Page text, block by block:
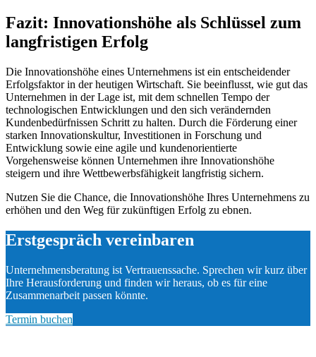
Fazit: Innovationshöhe als Schlüssel zum
langfristigen Erfolg
Die Innovationshöhe eines Unternehmens ist ein entscheidender
Erfolgsfaktor in der heutigen Wirtschaft. Sie beeinflusst, wie gut das
Unternehmen in der Lage ist, mit dem schnellen Tempo der
technologischen Entwicklungen und den sich verändernden
Kundenbedürfnissen Schritt zu halten. Durch die Förderung einer
starken Innovationskultur, Investitionen in Forschung und
Entwicklung sowie eine agile und kundenorientierte
Vorgehensweise können Unternehmen ihre Innovationshöhe
steigern und ihre Wettbewerbsfähigkeit langfristig sichern.
Nutzen Sie die Chance, die Innovationshöhe Ihres Unternehmens zu
erhöhen und den Weg für zukünftigen Erfolg zu ebnen.
Erstgespräch vereinbaren
Unternehmensberatung ist Vertrauenssache. Sprechen wir kurz über
Ihre Herausforderung und finden wir heraus, ob es für eine
Zusammenarbeit passen könnte.
Termin buchen